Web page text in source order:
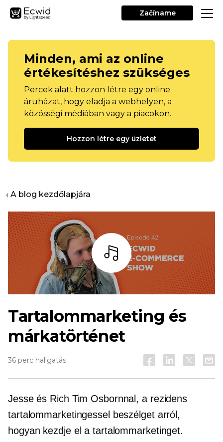
Začíname
Minden, ami az online
értékesítéshez szükséges
Percek alatt hozzon létre egy online
áruházat, hogy eladja a webhelyen, a
közösségi médiában vagy a piacokon.
Hozzon létre egy üzletet
‹ A blog kezdőlapjára
Hallgass
Tartalommarketing és
márkatörténet
36 perc hallgatás
Jesse és Rich Tim Osbornnal, a rezidens
tartalommarketingessel beszélget arról,
hogyan kezdje el a tartalommarketinget.